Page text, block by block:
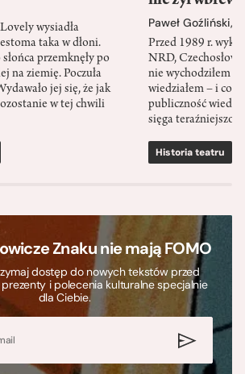
wysiadła
taka w dłoni.
przemknęły po
na ziemię. Poczuła
jej się, że jak
w tej chwili
Paweł Goźliński,
Przed 1989 r.
NRD,
nie wychodziłem
wiedziałem – i co
publiczność
sięga
Historia teatru
Znaku nie mają FOMO
dostęp do nowych tekstów przed
prezenty i polecenia kulturalne specjalnie
dla Ciebie.